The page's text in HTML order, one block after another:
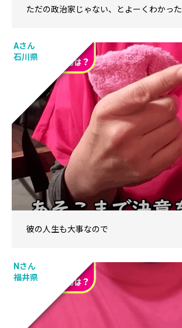
ただの政治家じゃない、とよーくわかった
Aさん
石川県
彼の人生も大事なので
Nさん
福井県